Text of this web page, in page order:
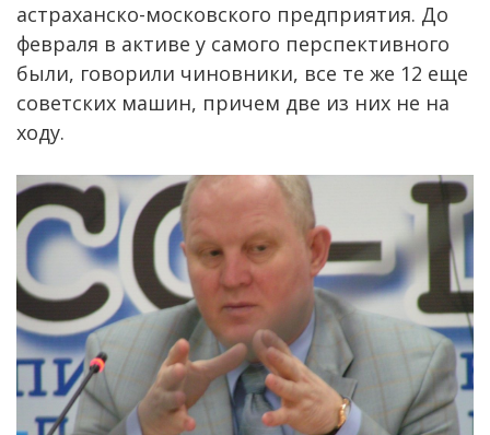
астраханско-московского предприятия. До
февраля в активе у самого перспективного
были, говорили чиновники, все те же 12 еще
советских машин, причем две из них не на
ходу.